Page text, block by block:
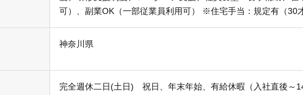
可）、副業OK（一部従業員利用可） ※住宅手当：規定有（30
神奈川県
完全週休二日(土日) 祝日、年末年始、有給休暇（入社直後～